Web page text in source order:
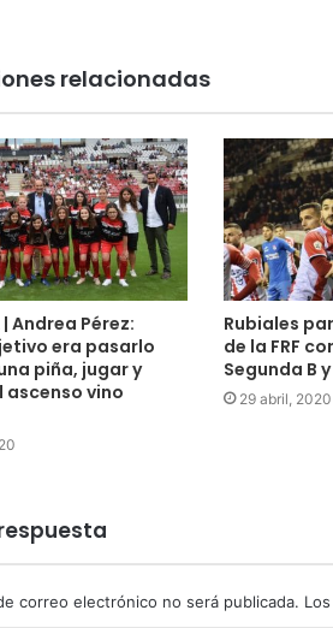
relacionadas
| Andrea Pérez:
era pasarlo
piña, jugar y
ascenso vino
Rubiales
de la FRF
Segunda B
29 abril, 2020
correo electrónico no será publicada.